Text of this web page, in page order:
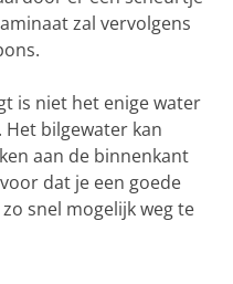
zal vervolgens
is niet het enige water
bilgewater kan
aan de binnenkant
dat je een goede
snel mogelijk weg te